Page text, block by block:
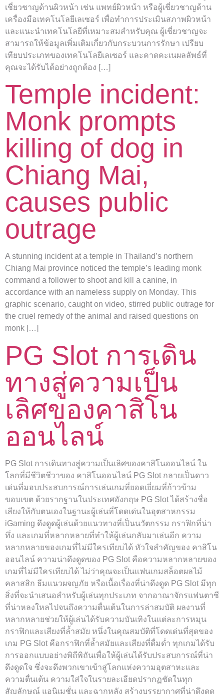
เชี่ยวชาญด้านผิวหน้า เช่น แพทย์ผิวหน้า หรือผู้เชี่ยวชาญด้าน
เครื่องมือเทคโนโลยีเลเซอร์ เพื่อทำการประเมินสภาพผิวหน้า
และแนะนำเทคโนโลยีที่เหมาะสมสำหรับคุณ ผู้เชี่ยวชาญจะ
สามารถให้ข้อมูลเพิ่มเติมเกี่ยวกับกระบวนการรักษา เปรียบ
เทียบประเภทของเทคโนโลยีเลเซอร์ และคาดคะเนผลลัพธ์ที่
คุณจะได้รับได้อย่างถูกต้อง […]
Temple incident:
Monk prompts
killing of dog in
Chiang Mai,
causes public
outrage
A stunning incident at a temple in Thailand’s northern
Chiang Mai province noticed the temple’s leading monk
command a follower to shoot and kill a canine, in
accordance with an nameless supply on Monday. This
graphic scenario, caught on video, stirred public outrage for
the cruel remedy of the animal and raised questions on
monk […]
PG Slot การเดิน
ทางสู่ความเป็น
เลิศของคาสิโน
ออนไลน์
PG Slot การเดินทางสู่ความเป็นเลิศของคาสิโนออนไลน์ ใน
โลกที่มีชีวิตชีวาของ คาสิโนออนไลน์ PG Slot กลายเป็นดาว
เด่นที่มอบประสบการณ์การเล่นเกมที่ยอดเยี่ยมที่ก้าวข้าม
ขอบเขต ด้วยรากฐานในประเทศอังกฤษ PG Slot ได้สร้างชื่อ
เสียงให้กับตนเองในฐานะผู้เล่นที่โดดเด่นในอุตสาหกรรม
iGaming ดึงดูดผู้เล่นด้วยแนวทางที่เป็นนวัตกรรม กราฟิกที่น่า
ทึ่ง และเกมที่หลากหลายที่ทำให้ผู้เล่นกลับมาเล่นอีก ความ
หลากหลายของเกมที่ไม่มีใครเทียบได้ หัวใจสำคัญของ คาสิโน
ออนไลน์ ความน่าดึงดูดของ PG Slot คือความหลากหลายของ
เกมที่ไม่มีใครเทียบได้ ไม่ว่าคุณจะเป็นแฟนเกมสล็อตผลไม้
คลาสสิก ธีมแนวผจญภัย หรือเนื้อเรื่องที่น่าดึงดูด PG Slot มีทุก
สิ่งที่จะนำเสนอสำหรับผู้เล่นทุกประเภท จากอาณาจักรแฟนตาซี
ที่น่าหลงใหลไปจนถึงความตื่นเต้นในการล่าสมบัติ ผลงานที่
หลากหลายช่วยให้ผู้เล่นได้รับความบันเทิงในแต่ละการหมุน
กราฟิกและเสียงที่ล้ำสมัย หนึ่งในคุณสมบัติที่โดดเด่นที่สุดของ
เกม PG Slot คือกราฟิกที่ล้ำสมัยและเสียงที่ดื่มด่ำ ทุกเกมได้รับ
การออกแบบอย่างพิถีพิถันเพื่อให้ผู้เล่นได้รับประสบการณ์ที่น่า
ดึงดูดใจ ซึ่งจะดึงพวกเขาเข้าสู่โลกแห่งความอุตสาหะและ
ความตื่นเต้น ความใส่ใจในรายละเอียดปรากฏชัดในทุก
สัญลักษณ์ แอนิเมชั่น และฉากหลัง สร้างบรรยากาศที่น่าดึงดูด